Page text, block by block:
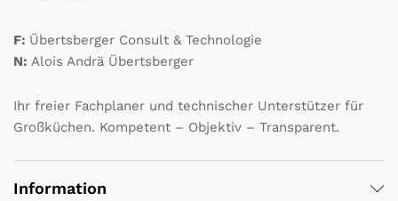
F: Übertsberger Consult & Technologie
N: Alois Andrä Übertsberger
Ihr freier Fachplaner und technischer Unterstützer für
Großküchen. Kompetent – Objektiv – Transparent.
Information